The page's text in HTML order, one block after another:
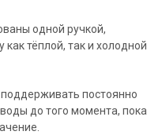
одной ручкой,
тёплой, так и холодной
постоянно
до того момента, пока